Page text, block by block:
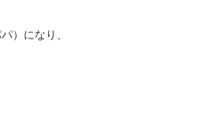
）になり、